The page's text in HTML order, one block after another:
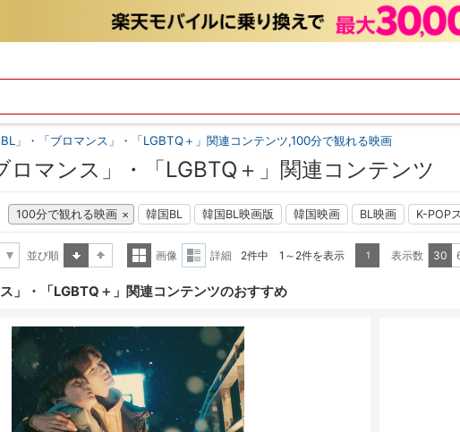
BL」・「ブロマンス」・「LGBTQ＋」関連コンテンツ,100分で観れる映画
ロマンス」・「LGBTQ＋」関連コンテンツ
100分で観れる映画 韓国BL 韓国BL映画版 韓国映画 BL映画 K-POP
並び順
表示
画像
表示
詳細 2件中 1～2件を表示 1 表示数 30
ス」・「LGBTQ＋」関連コンテンツのおすすめ